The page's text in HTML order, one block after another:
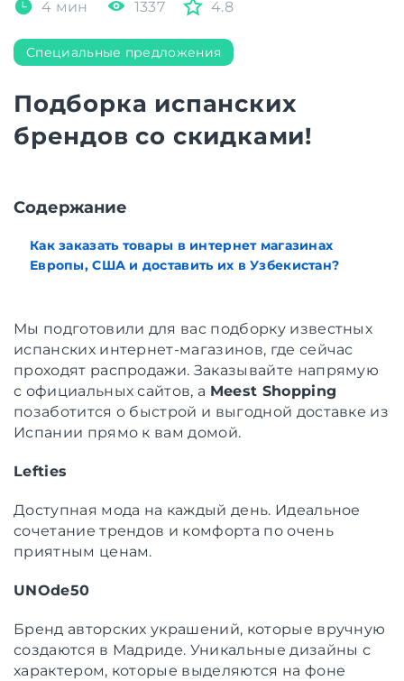
4 мин 1337 4.8
Специальные предложения
Подборка испанских
брендов со скидками!
Cодержание
Как заказать товары в интернет магазинах
Европы, США и доставить их в Узбекистан?
Мы подготовили для вас подборку известных
испанских интернет-магазинов, где сейчас
проходят распродажи. Заказывайте напрямую
с официальных сайтов, а Meest Shopping
позаботится о быстрой и выгодной доставке из
Испании прямо к вам домой.
Lefties
Доступная мода на каждый день. Идеальное
сочетание трендов и комфорта по очень
приятным ценам.
UNOde50
Бренд авторских украшений, которые вручную
создаются в Мадриде. Уникальные дизайны с
характером, которые выделяются на фоне